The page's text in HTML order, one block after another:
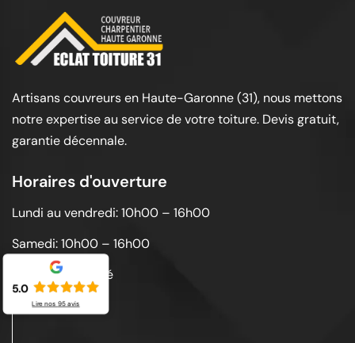
Artisans couvreurs en Haute-Garonne (31), nous mettons
notre expertise au service de votre toiture. Devis gratuit,
garantie décennale.
Horaires d'ouverture
Lundi au vendredi: 10h00 – 16h00
Samedi: 10h00 – 16h00
Dimanche: Fermé
5.0
Lire nos 95avis